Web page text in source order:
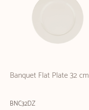
Banquet Flat Plate 32 cm
BNC32DZ